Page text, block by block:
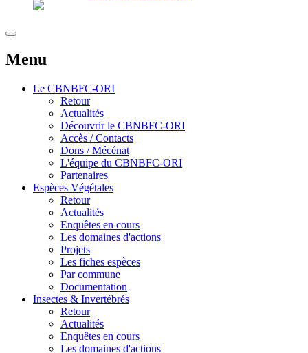
Menu
Le CBNBFC-ORI
Retour
Actualités
Découvrir le CBNBFC-ORI
Accès / Contacts
Dons / Mécénat
L'équipe du CBNBFC-ORI
Partenaires
Espèces Végétales
Retour
Actualités
Enquêtes en cours
Les domaines d'actions
Projets
Les fiches espèces
Par commune
Documentation
Insectes & Invertébrés
Retour
Actualités
Enquêtes en cours
Les domaines d'actions